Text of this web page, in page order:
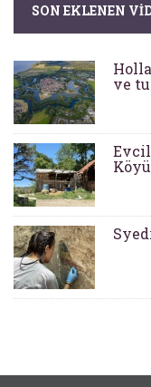
SON EKLENEN
ve
Köyü